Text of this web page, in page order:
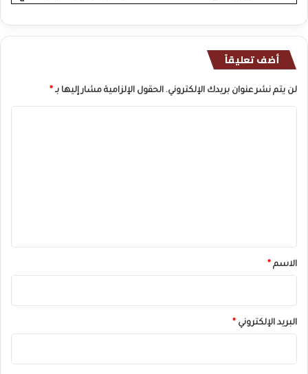
أضف تعليقاً
لن يتم نشر عنوان بريدك الإلكتروني. الحقول الإلزامية مشار إليها بـ *
*
الاسم *
البريد الإلكتروني *